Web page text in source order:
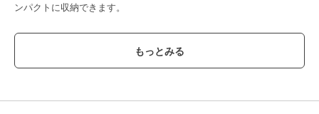
ンパクトに収納できます。
【取り扱い方法】
電子レンジ:--